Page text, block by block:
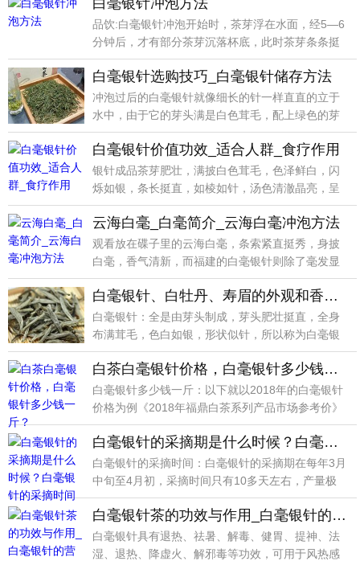
品饮:白毫银针冲泡开始时，茶芽浮在水面，经5—6
分钟后，才有部分茶芽沉落杯底，此时茶芽条条挺
立，上下
白毫银针选购技巧_白毫银针储存方法
冲泡过后的白毫银针就像细长的针一样直直的立于
水中，由于它的芽头满是白色茸毛，配上绿色的芽
叶确实让人赏
白毫银针价值功效_适合人群_食疗作用
银针成品茶芽肥壮，满披白色茸毛，色泽鲜白，闪
烁如银，条长挺直，如棱如针，汤色清澈晶亮，呈
浅杏黄色，入
云海白毫_白毫简介_云海白毫冲泡方法
观看放在碟子里的云海白毫，条索紧直挺秀，身披
白毫，香气清新，而福建的白毫银针则除了毫发显
露外，还略带
白毫银针、白牡丹、寿眉的外观和香型的区别_是什么关系？
白毫银针：全是由芽头制成，芽头肥壮挺直，全身
布满茸毛，色白如银，形状似针，所以称为白毫银
针，香型以毫
白茶白毫银针价格，白毫银针多少钱一斤？
白毫银针多少钱一斤：以下就以2018年的白毫银针
价格为例《2018年福鼎白茶系列产品市场参考价》
1年
白毫银针的采摘期是什么时候？白毫银针的采摘时间
白毫银针的采摘时间：白毫银针的采摘期在每年3月
中旬至4月初，采摘时间只有10多天左右，产量极
少，1亩
白毫银针茶的功效与作用_白毫银针的营养价值_食用禁忌_选购方法
白毫银针具有退热、祛暑、解毒、健胃、提神、法
湿、退热、降虚火、解邪毒等功效，可用于风热感